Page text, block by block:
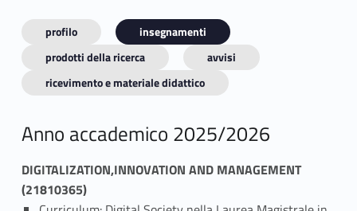
profilo
insegnamenti
prodotti della ricerca
avvisi
ricevimento e materiale didattico
Anno accademico 2025/2026
DIGITALIZATION,INNOVATION AND MANAGEMENT
(21810365)